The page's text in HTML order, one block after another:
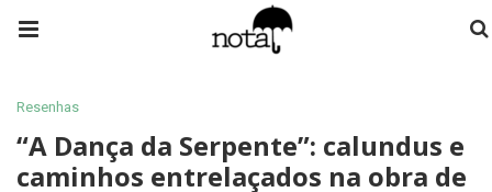
Resenhas
“A Dança da Serpente”: calundus e
caminhos entrelaçados na obra de